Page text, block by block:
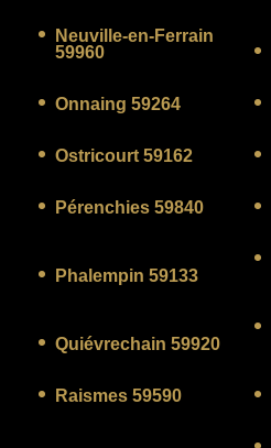
Neuville-en-Ferrain
59960
Onnaing 59264
Ostricourt 59162
Pérenchies 59840
Phalempin 59133
Quiévrechain 59920
Raismes 59590